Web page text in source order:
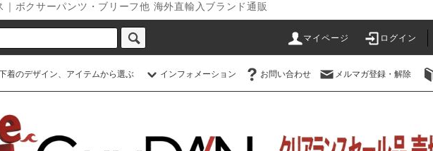
ボクサーパンツ・ブリーフ他 海外直輸入ブランド通販
マイページ ログイン
着のデザイン、アイテムから選ぶ インフォメーション お問い合わせ メルマガ登録・解除